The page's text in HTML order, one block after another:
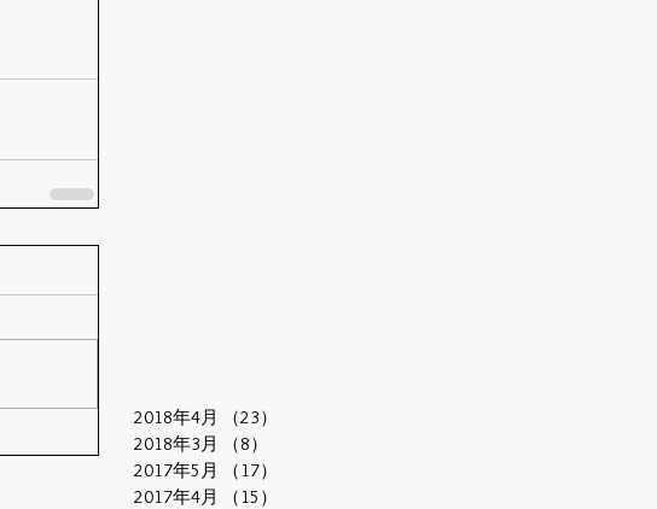
2018年4月 （23）
2018年3月
（8）
2017年5月
（17）
2017年4月
（15）